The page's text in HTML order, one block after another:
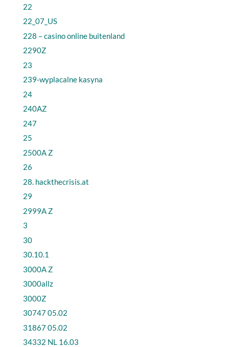
22
22_07_US
228 – casino online buitenland
2290Z
23
239-wyplacalne kasyna
24
240AZ
247
25
2500A Z
26
28. hackthecrisis.at
29
2999A Z
3
30
30.10.1
3000A Z
3000allz
3000Z
30747 05.02
31867 05.02
34332 NL 16.03